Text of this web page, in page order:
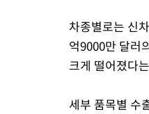
차종별로는 신
억9000만 달러
크게 떨어졌다
세부 품목별 수